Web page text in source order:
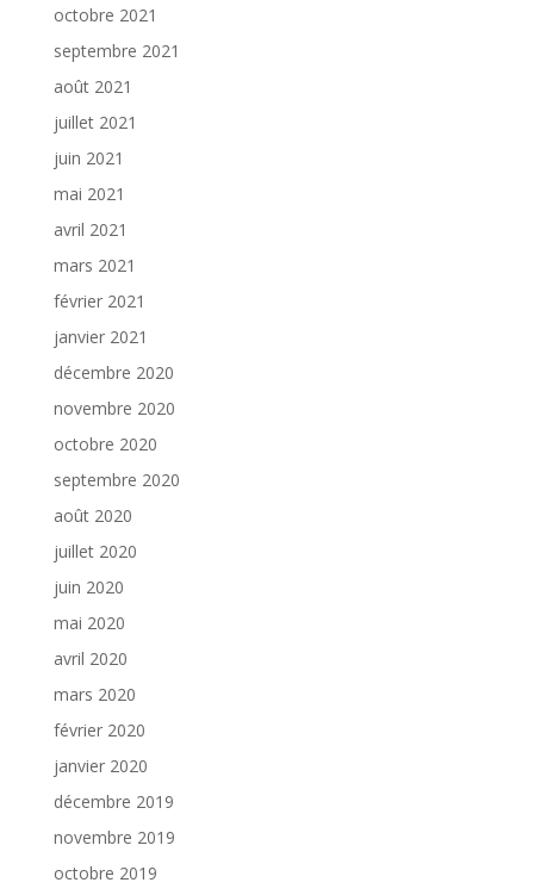
octobre 2021
septembre 2021
août 2021
juillet 2021
juin 2021
mai 2021
avril 2021
mars 2021
février 2021
janvier 2021
décembre 2020
novembre 2020
octobre 2020
septembre 2020
août 2020
juillet 2020
juin 2020
mai 2020
avril 2020
mars 2020
février 2020
janvier 2020
décembre 2019
novembre 2019
octobre 2019